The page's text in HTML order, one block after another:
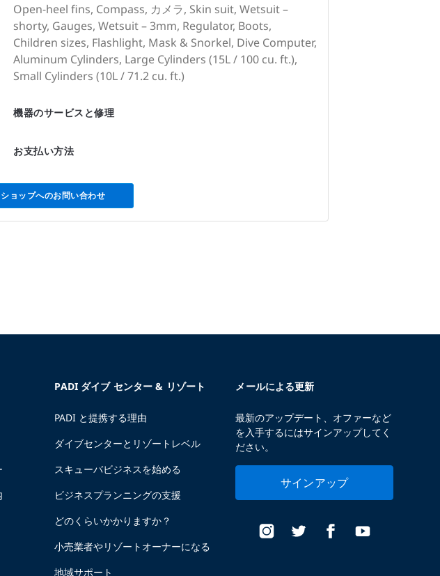
Open-heel fins, Compass, カメラ, Skin suit, Wetsuit –
shorty, Gauges, Wetsuit – 3mm, Regulator, Boots,
Children sizes, Flashlight, Mask & Snorkel, Dive Computer,
Aluminum Cylinders, Large Cylinders (15L / 100 cu. ft.),
Small Cylinders (10L / 71.2 cu. ft.)
機器のサービスと修理
お支払い方法
ショップへのお問い合わせ
PADI ダイブ センター & リゾート
PADI と提携する理由
ダイブセンターとリゾートレベル
スキューバビジネスを始める
ビジネスプランニングの支援
どのくらいかかりますか？
小売業者やリゾートオーナーになる
地域サポート
メールによる更新
最新のアップデート、オファーなど
を入手するにはサインアップしてく
ださい。
サインアップ